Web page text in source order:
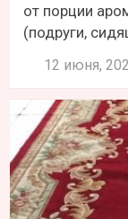
от порции
(подруги,
12 июня,